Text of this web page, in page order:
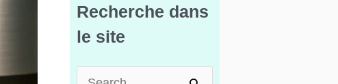
Recherche dans
le site